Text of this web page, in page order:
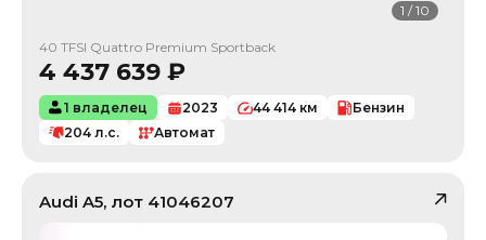
1 /10
40 TFSI Quattro Premium Sportback
4 437 639 ₽
1 владелец 2023 44 414 км
Бензин
204 л.с. Автомат
Audi A5, лот 41046207